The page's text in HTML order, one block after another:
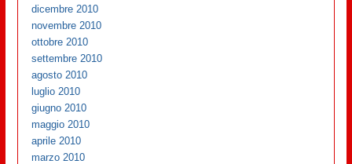
dicembre 2010
novembre 2010
ottobre 2010
settembre 2010
agosto 2010
luglio 2010
giugno 2010
maggio 2010
aprile 2010
marzo 2010